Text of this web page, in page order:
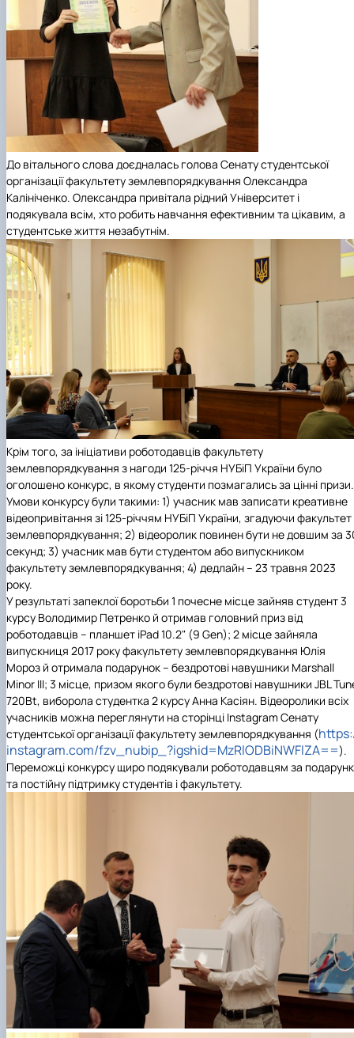
До вітального слова доєдналась голова Сенату студентської
організації факультету землевпорядкування Олександра
Калініченко. Олександра привітала рідний Університет і
подякувала всім, хто робить навчання ефективним та цікавим, а
студентське життя незабутнім.
Крім того, за ініціативи роботодавців факультету
землевпорядкування з нагоди 125-річчя НУБіП України було
оголошено конкурс, в якому студенти позмагались за цінні призи.
Умови конкурсу були такими: 1) учасник мав записати креативне
відеопривітання зі 125-річчям НУБіП України, згадуючи факультет
землевпорядкування; 2) відеоролик повинен бути не довшим за
секунд; 3) учасник мав бути студентом або випускником
факультету землевпорядкування; 4) дедлайн – 23 травня 2023
року.
У результаті запеклої боротьби 1 почесне місцезайняв студент 3
курсу Володимир Петренко й отримав головний приз від
роботодавців – планшет iPad 10.2" (9 Gen); 2 місцезайняла
випускниця 2017 року факультету землевпорядкування Юлія
Мороз й отримала подарунок – бездротові навушники Marshall
Minor III; 3 місце, призом якого були бездротові навушники JBL
720Bt, виборола студентка 2 курсу Анна Касіян. Відеоролики всіх
учасників можна переглянути на сторінці Instagram Сенату
студентської організації факультету землевпорядкування (
instagram.com/fzv_nubip_?igshid=MzRlODBiNWFlZA==).
Переможці конкурсу щиро подякували роботодавцям за
та постійну підтримку студентів і факультету.